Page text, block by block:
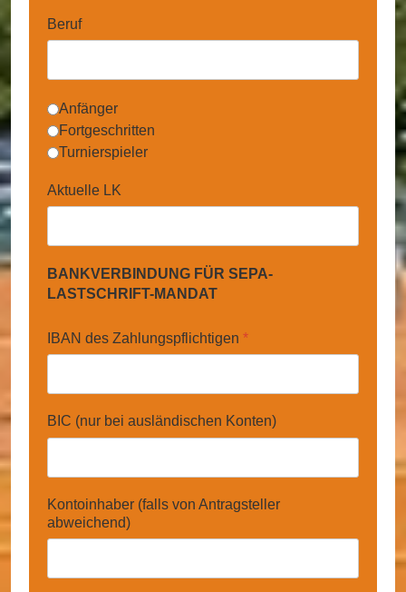
Beruf
Spielerstatus
Anfänger
Fortgeschritten
Turnierspieler
Aktuelle LK
BANKVERBINDUNG FÜR SEPA-
LASTSCHRIFT-MANDAT
IBAN des Zahlungspflichtigen *
BIC (nur bei ausländischen Konten)
Kontoinhaber (falls von Antragsteller
abweichend)